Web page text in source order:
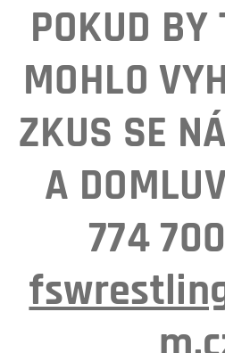
POKUD BY
MOHLO
ZKUS SE
A
774